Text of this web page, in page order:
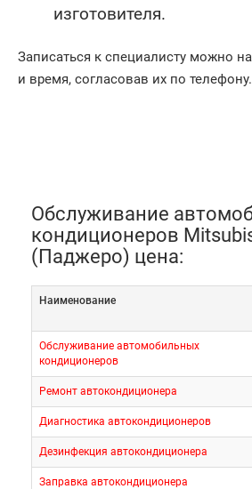
изготовителя.
Записаться к специалисту можно
и время, согласовав их по телефону.
Обслуживание
кондиционеров
(Паджеро) цена:
Наименование
Обслуживание автомобильных
кондиционеров
Ремонт автокондиционера
Диагностика автокондиционеров
Дезинфекция автокондиционера
Заправка автокондиционера